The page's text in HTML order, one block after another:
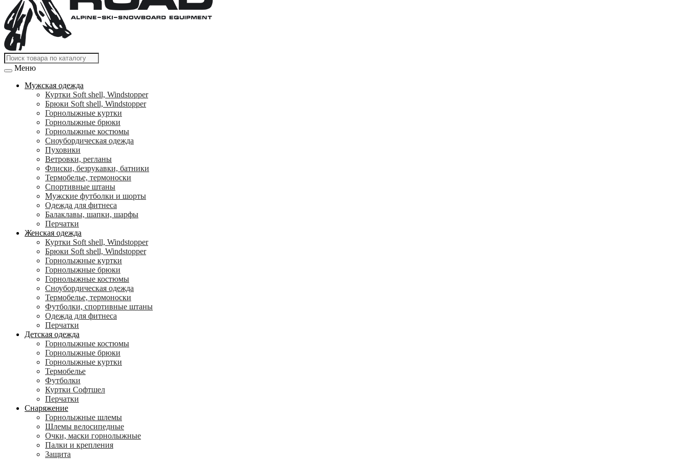
Меню
Мужская одежда
Куртки Soft shell, Windstopper
Брюки Soft shell, Windstopper
Горнолыжные куртки
Горнолыжные брюки
Горнолыжные костюмы
Сноубордическая одежда
Пуховики
Ветровки, регланы
Флиски, безрукавки, батники
Термобелье, термоноски
Спортивные штаны
Мужские футболки и шорты
Одежда для фитнеса
Балаклавы, шапки, шарфы
Перчатки
Женская одежда
Куртки Soft shell, Windstopper
Брюки Soft shell, Windstopper
Горнолыжные куртки
Горнолыжные брюки
Горнолыжные костюмы
Сноубордическая одежда
Термобелье, термоноски
Футболки, спортивные штаны
Одежда для фитнеса
Перчатки
Детская одежда
Горнолыжные костюмы
Горнолыжные брюки
Горнолыжные куртки
Термобелье
Футболки
Куртки Софтшел
Перчатки
Снаряжение
Горнолыжные шлемы
Шлемы велосипедные
Очки, маски горнолыжные
Палки и крепления
Защита